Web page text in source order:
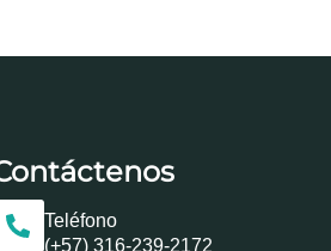
Teléfono
(+57) 316-239-2172